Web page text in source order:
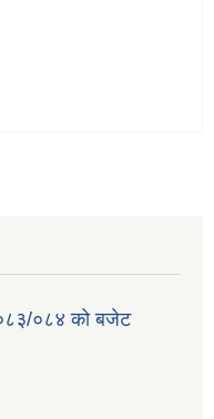
०८४ को बजेट